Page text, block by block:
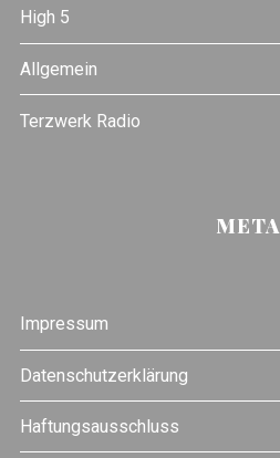
High 5
Allgemein
Terzwerk Radio
META
Impressum
Datenschutzerklärung
Haftungsausschluss